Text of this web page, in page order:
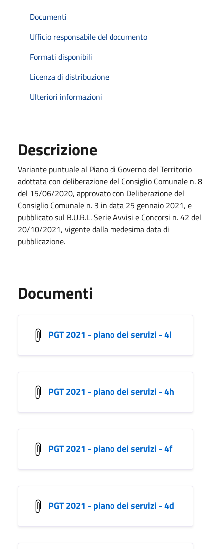
Documenti
Ufficio responsabile del documento
Formati disponibili
Licenza di distribuzione
Ulteriori informazioni
Descrizione
Variante puntuale al Piano di Governo del Territorio
adottata con deliberazione del Consiglio Comunale n. 8
del 15/06/2020, approvato con Deliberazione del
Consiglio Comunale n. 3 in data 25 gennaio 2021, e
pubblicato sul B.U.R.L. Serie Avvisi e Concorsi n. 42 del
20/10/2021, vigente dalla medesima data di
pubblicazione.
Documenti
PGT 2021 - piano dei servizi - 4l
PGT 2021 - piano dei servizi - 4h
PGT 2021 - piano dei servizi - 4f
PGT 2021 - piano dei servizi - 4d